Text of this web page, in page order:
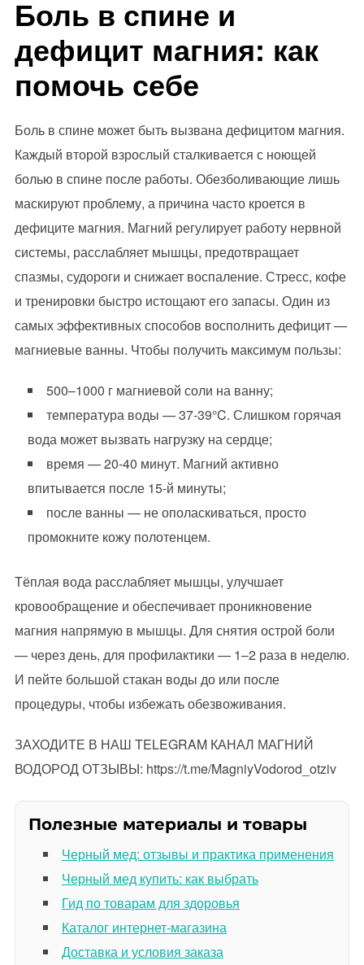
Боль в спине и
дефицит магния: как
помочь себе
Боль в спине может быть вызвана дефицитом магния.
Каждый второй взрослый сталкивается с ноющей
болью в спине после работы. Обезболивающие лишь
маскируют проблему, а причина часто кроется в
дефиците магния. Магний регулирует работу нервной
системы, расслабляет мышцы, предотвращает
спазмы, судороги и снижает воспаление. Стресс, кофе
и тренировки быстро истощают его запасы. Один из
самых эффективных способов восполнить дефицит —
магниевые ванны. Чтобы получить максимум пользы:
500–1000 г магниевой соли на ванну;
температура воды — 37-39°C. Слишком горячая
вода может вызвать нагрузку на сердце;
время — 20-40 минут. Магний активно
впитывается после 15-й минуты;
после ванны — не ополаскиваться, просто
промокните кожу полотенцем.
Тёплая вода расслабляет мышцы, улучшает
кровообращение и обеспечивает проникновение
магния напрямую в мышцы. Для снятия острой боли
— через день, для профилактики — 1–2 раза в неделю.
И пейте большой стакан воды до или после
процедуры, чтобы избежать обезвоживания.
ЗАХОДИТЕ В НАШ TELEGRAM КАНАЛ МАГНИЙ
ВОДОРОД ОТЗЫВЫ: https://t.me/MagniyVodorod_otziv
Полезные материалы и товары
Черный мед: отзывы и практика применения
Черный мед купить: как выбрать
Гид по товарам для здоровья
Каталог интернет-магазина
Доставка и условия заказа